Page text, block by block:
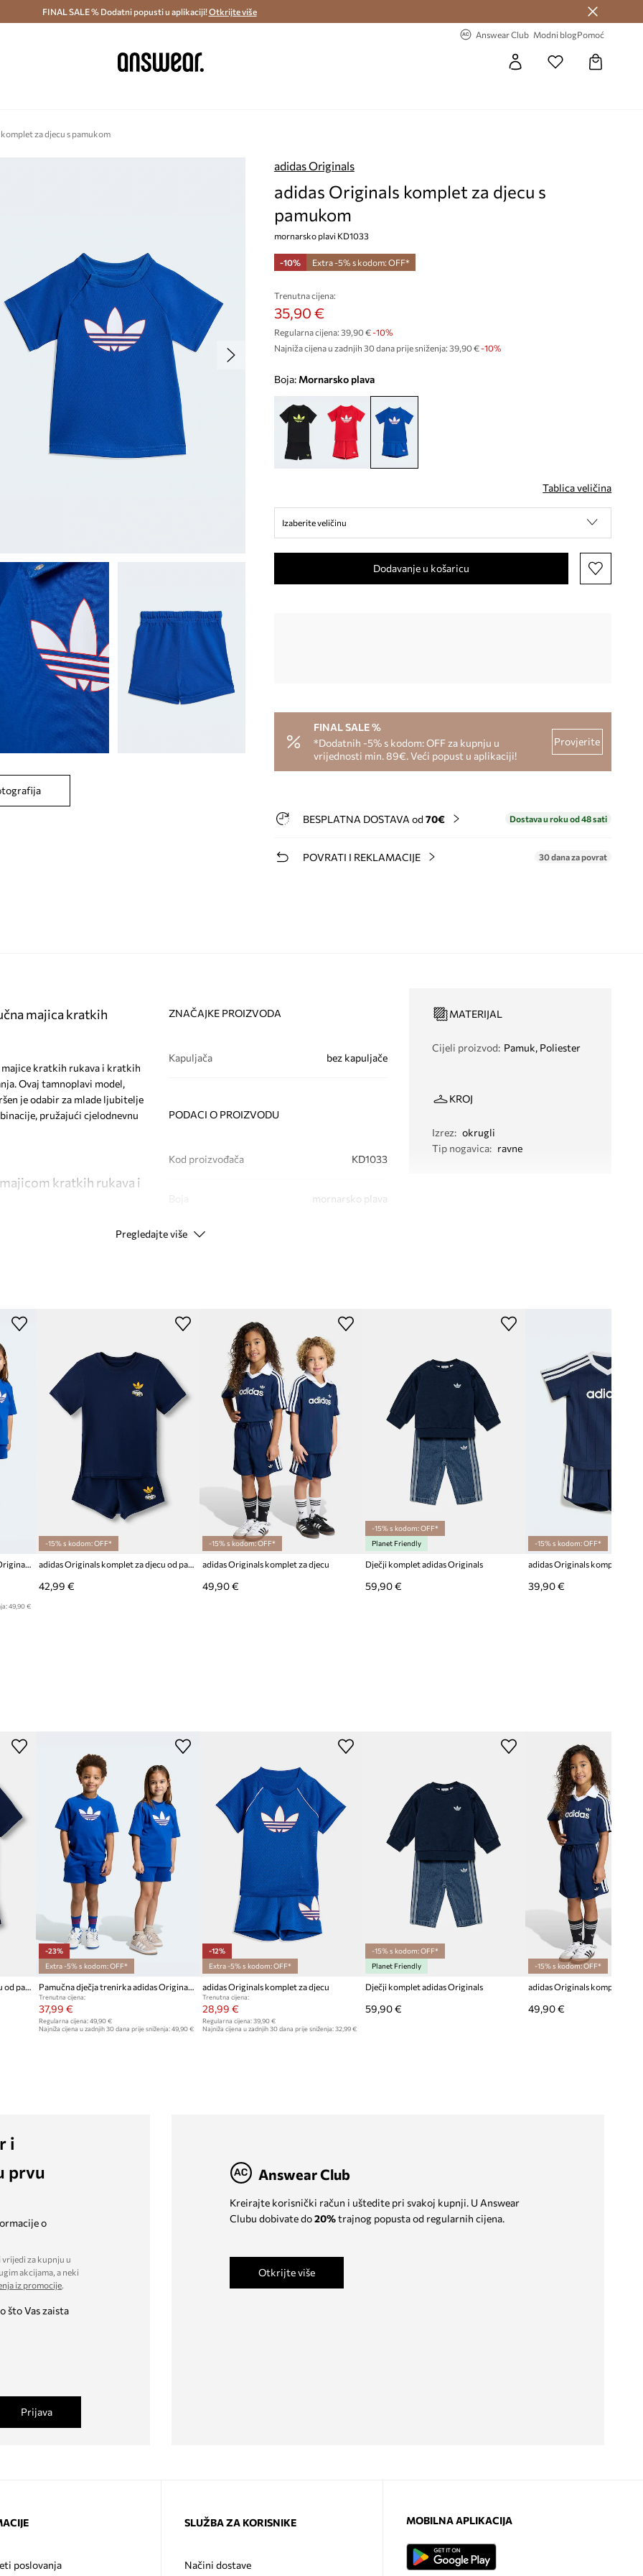
i povrat (od 70€) > Dostava u roku 48 sati >
FINAL SALE % Dodatni popusti u aplikaciji!Otkrijte više
Answear Club Modni blogPomoć
za djecu s pamukom
adidas Originals
adidas Originals komplet za djecu s
pamukom
mornarsko plavi KD1033
-10% Extra -5% s kodom: OFF*
Trenutna cijena:
35,90 €
Regularna cijena: 39,90 €-10%
Najniža cijena u zadnjih 30 dana prije sniženja: 39,90 € -10%
Boja: mornarsko plava
Tablica veličina
Izaberite veličinu
Dodavanje u košaricu
FINAL SALE %
*Dodatnih -5% s kodom: OFF za kupnju u
vrijednosti min. 89€. Veći popust u aplikaciji!
Provjerite
BESPLATNA DOSTAVA od 70€ Dostava u roku od 48 sati
POVRATI I REKLAMACIJE 30 dana za povrat
majica kratkih
majice kratkih rukava i kratkih
Ovaj tamnoplavi model,
je odabir za mlade ljubitelje
pružajući cjelodnevnu
kratkih rukava i
izrezom i
igre
hlača
ZNAČAJKE PROIZVODA
Kapuljača bez kapuljače
PODACI O PROIZVODU
Kod proizvođača KD1033
mornarsko plava
Modna marka
ID Proizvoda
MATERIJAL
Cijeli proizvod: Pamuk, Poliester
KROJ
Izrez: okrugli
Tip nogavica: ravne
Pregledajte više
49,90 €
-15% s kodom: OFF*
42,99 €
-15% s kodom: OFF*
adidas Originals komplet za djecu
49,90 €
-15% s kodom: OFF*
Planet Friendly
Dječji komplet adidas Originals
59,90 €
-15% s kodom: OFF*
adidas Originals komplet za
39,90 €
-23%
Extra -5% s kodom: OFF*
Trenutna cijena:
37,99 €
Regularna cijena: 49,90 €
Najniža cijena u zadnjih 30 dana prije sniženja: 49,90 €
-12%
Extra -5% s kodom: OFF*
adidas Originals komplet za djecu
Trenutna cijena:
28,99 €
Regularna cijena: 39,90 €
Najniža cijena u zadnjih 30 dana prije sniženja: 32,99 €
-15% s kodom: OFF*
Planet Friendly
Dječji komplet adidas Originals
59,90 €
-15% s kodom: OFF*
adidas Originals komplet za
49,90 €
i
prvu
o
za kupnju u
akcijama, a neki
iz promocije.
što Vas zaista
Prijava
Answear Club
Kreirajte korisnički račun i uštedite pri svakoj kupnji. U Answear
Clubu dobivate do20%trajnog popusta od regularnih cijena.
Otkrijte više
poslovanja
SLUŽBA ZA KORISNIKE
Načini dostave
MOBILNA APLIKACIJA